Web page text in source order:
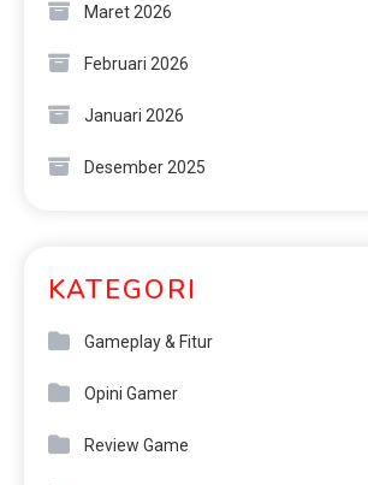
Maret 2026
Februari 2026
Januari 2026
Desember 2025
KATEGORI
Gameplay & Fitur
Opini Gamer
Review Game